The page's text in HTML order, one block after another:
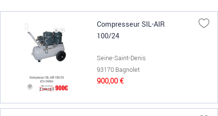
Compresseur SIL-AIR
100/24
Seine-Saint-Denis
93170 Bagnolet
900,00 €